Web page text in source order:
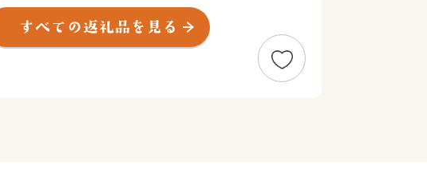
れる春。ラベンダーやライラックの花が咲くさわ
ケが遡上し、山々が赤や黄に染まる紅葉の秋。そ
ケート、スノーボードなどのウインタースポーツ